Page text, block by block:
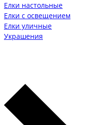
Елки настольные
Елки с освещением
Елки уличные
Украшения